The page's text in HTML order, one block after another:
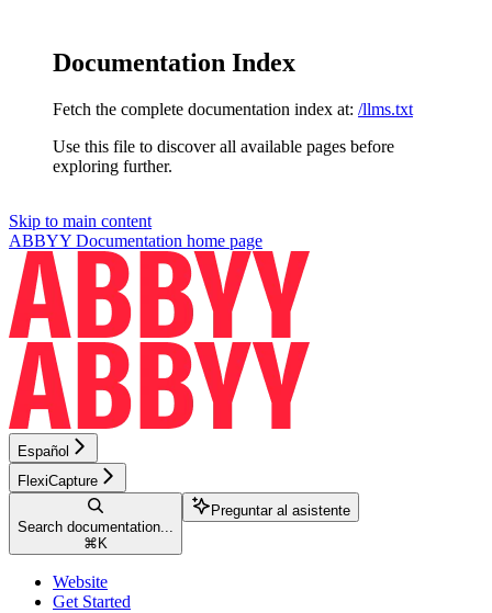
Documentation Index
Fetch the complete documentation index at: /llms.txt
Use this file to discover all available pages before
exploring further.
Skip to main content
ABBYY Documentation home page
Español
FlexiCapture
Search documentation...
⌘ K
Preguntar al asistente
Website
Get Started